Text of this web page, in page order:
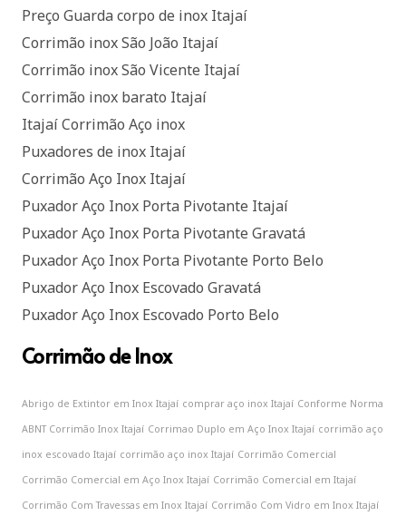
Preço Guarda corpo de inox Itajaí
Corrimão inox São João Itajaí
Corrimão inox São Vicente Itajaí
Corrimão inox barato Itajaí
Itajaí Corrimão Aço inox
Puxadores de inox Itajaí
Corrimão Aço Inox Itajaí
Puxador Aço Inox Porta Pivotante Itajaí
Puxador Aço Inox Porta Pivotante Gravatá
Puxador Aço Inox Porta Pivotante Porto Belo
Puxador Aço Inox Escovado Gravatá
Puxador Aço Inox Escovado Porto Belo
Corrimão de Inox
Abrigo de Extintor em Inox Itajaí comprar aço inox Itajaí Conforme Norma
ABNT Corrimão Inox Itajaí Corrimao Duplo em Aço Inox Itajaí corrimão aço
inox escovado Itajaí corrimão aço inox Itajaí Corrimão Comercial
Corrimão Comercial em Aço Inox Itajaí Corrimão Comercial em Itajaí
Corrimão Com Travessas em Inox Itajaí Corrimão Com Vidro em Inox Itajaí